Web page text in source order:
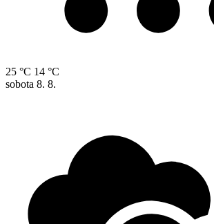
25 °C 14 °C
sobota 8. 8.